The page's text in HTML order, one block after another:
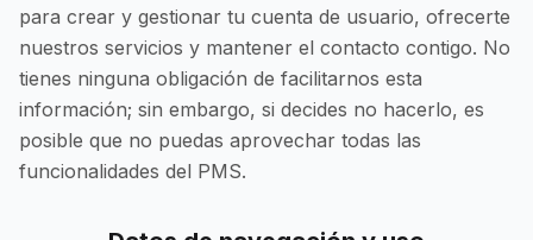
para crear y gestionar tu cuenta de usuario, ofrecerte
nuestros servicios y mantener el contacto contigo. No
tienes ninguna obligación de facilitarnos esta
información; sin embargo, si decides no hacerlo, es
posible que no puedas aprovechar todas las
funcionalidades del PMS.